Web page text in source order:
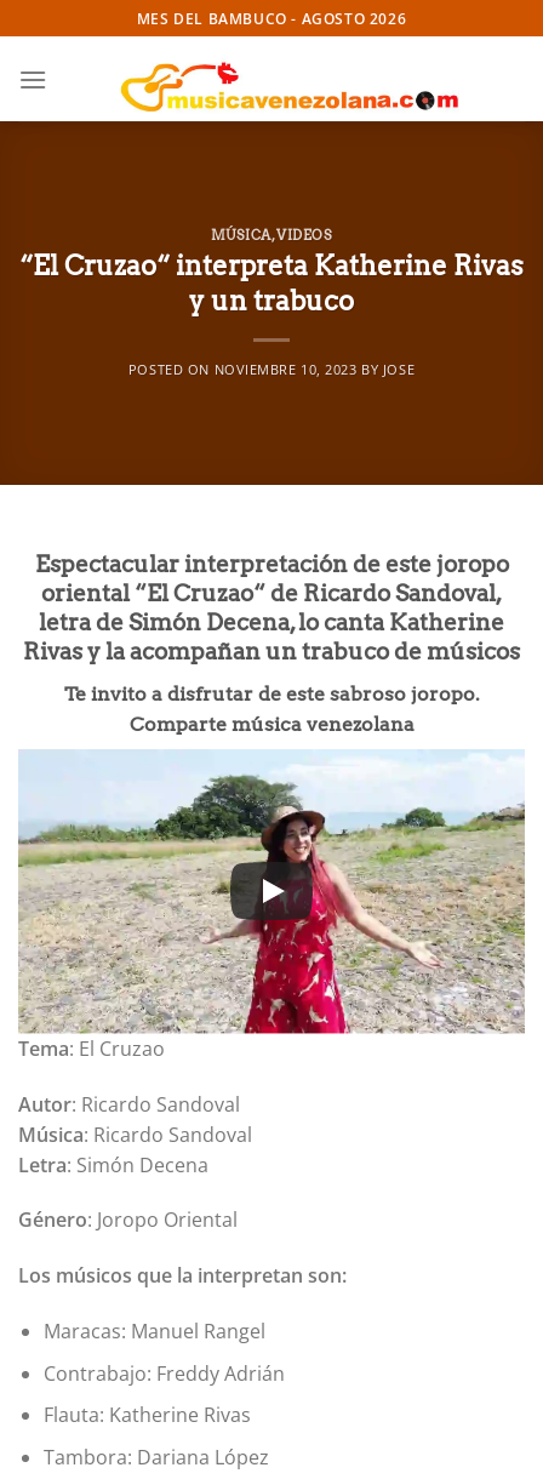
to
content
MES DEL BAMBUCO - AGOSTO 2026
MÚSICA,VIDEOS
“El Cruzao“ interpreta Katherine Rivas
y un trabuco
POSTED ON NOVIEMBRE 10, 2023 BY JOSE
Espectacular interpretación de este joropo
oriental “El Cruzao“ de Ricardo Sandoval,
letra de Simón Decena, lo canta Katherine
Rivas y la acompañan un trabuco de músicos
Te invito a disfrutar de este sabroso joropo.
Comparte música venezolana
Tema: El Cruzao
Autor: Ricardo Sandoval
Música: Ricardo Sandoval
Letra: Simón Decena
Género: Joropo Oriental
Los músicos que la interpretan son:
Maracas: Manuel Rangel
Contrabajo: Freddy Adrián
Flauta: Katherine Rivas
Tambora: Dariana López